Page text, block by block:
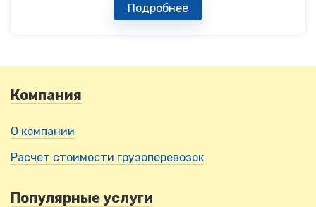
Подробнее
Компания
О компании
Расчет стоимости грузоперевозок
Популярные услуги